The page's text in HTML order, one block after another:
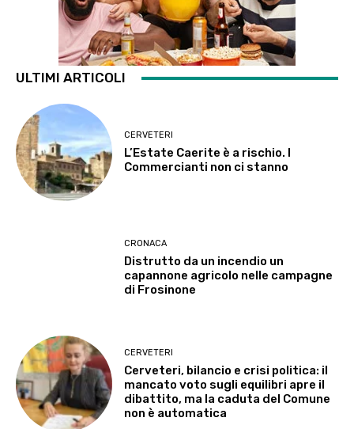
ULTIMI ARTICOLI
CERVETERI
L’Estate Caerite è a rischio. I
Commercianti non ci stanno
CRONACA
Distrutto da un incendio un
capannone agricolo nelle campagne
di Frosinone
CERVETERI
Cerveteri, bilancio e crisi politica: il
mancato voto sugli equilibri apre il
dibattito, ma la caduta del Comune
non è automatica